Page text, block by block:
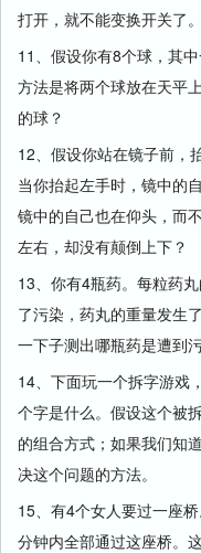
打开，就不能变换开关了
11、假设你有8个球，其
方法是将两个球放在天平
的球？
12、假设你站在镜子前，
当你抬起左手时，镜中的
镜中的自己也在仰头，而
左右，却没有颠倒上下？
13、你有4瓶药。每粒药
了污染，药丸的重量发生
一下子测出哪瓶药是遭到
14、下面玩一个拆字游戏
个字是什么。假设这个被
的组合方式；如果我们知
决这个问题的方法。
15、有4个女人要过一座
分钟内全部通过这座桥。